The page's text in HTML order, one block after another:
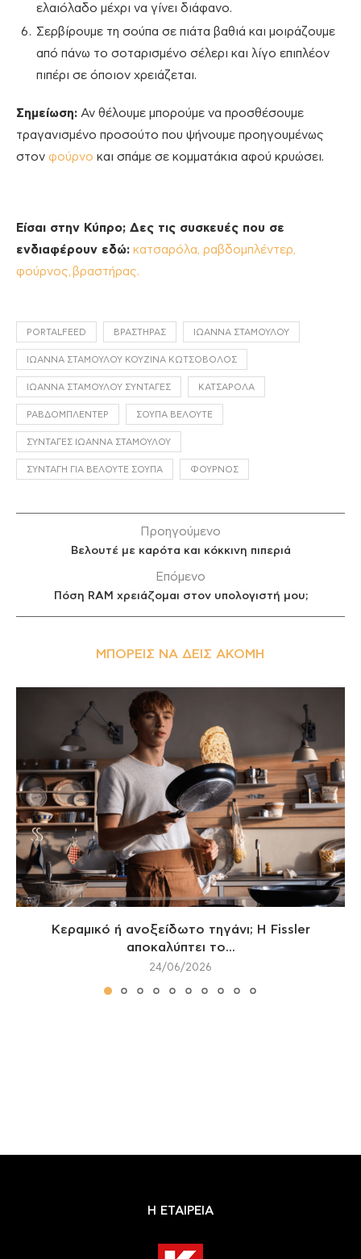
ελαιόλαδο μέχρι να γίνει διάφανο.
Σερβίρουμε τη σούπα σε πιάτα βαθιά και μοιράζουμε
από πάνω το σοταρισμένο σέλερι και λίγο επιπλέον
πιπέρι σε όποιον χρειάζεται.
Σημείωση: Αν θέλουμε μπορούμε να προσθέσουμε
τραγανισμένο προσούτο που ψήνουμε προηγουμένως
στον φούρνο και σπάμε σε κομματάκια αφού κρυώσει.
Είσαι στην Κύπρο; Δες τις συσκευές που σε
ενδιαφέρουν εδώ: κατσαρόλα, ραβδομπλέντερ,
φούρνος, βραστήρας.
PORTALFEED ΒΡΑΣΤΉΡΑΣ ΙΩΆΝΝΑ ΣΤΑΜΟΎΛΟΥ
ΙΩΆΝΝΑ ΣΤΑΜΟΎΛΟΥ ΚΟΥΖΊΝΑ ΚΩΤΣΌΒΟΛΟΣ
ΙΩΆΝΝΑ ΣΤΑΜΟΎΛΟΥ ΣΥΝΤΑΓΈΣ ΚΑΤΣΑΡΌΛΑ
ΡΑΒΔΟΜΠΛΈΝΤΕΡ ΣΟΎΠΑ ΒΕΛΟΥΤΈ
ΣΥΝΤΑΓΈΣ ΙΩΆΝΝΑ ΣΤΑΜΟΎΛΟΥ
ΣΥΝΤΑΓΉ ΓΙΑ ΒΕΛΟΥΤΈ ΣΟΎΠΑ ΦΟΎΡΝΟΣ
Προηγούμενο
Βελουτέ με καρότα και κόκκινη πιπεριά
Επόμενο
Πόση RAM χρειάζομαι στον υπολογιστή μου;
ΜΠΟΡΕΊΣ ΝΑ ΔΕΙΣ ΑΚΌΜΗ
Κεραμικό ή ανοξείδωτο τηγάνι; Η Fissler
αποκαλύπτει το...
24/06/2026
Η ΕΤΑΙΡΕΙΑ